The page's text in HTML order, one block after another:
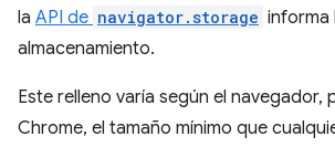
la API de navigator.storage informa
almacenamiento.
Este relleno varía según el navegador,
Chrome, el tamaño mínimo que